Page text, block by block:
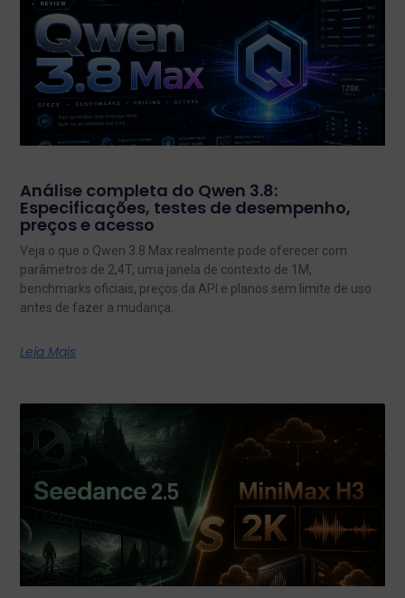
Análise completa do Qwen 3.8:
Especificações, testes de desempenho,
preços e acesso
Veja o que o Qwen 3.8 Max realmente pode oferecer com
parâmetros de 2,4T, uma janela de contexto de 1M,
benchmarks oficiais, preços da API e planos sem limite de uso
antes de fazer a mudança.
Leia Mais